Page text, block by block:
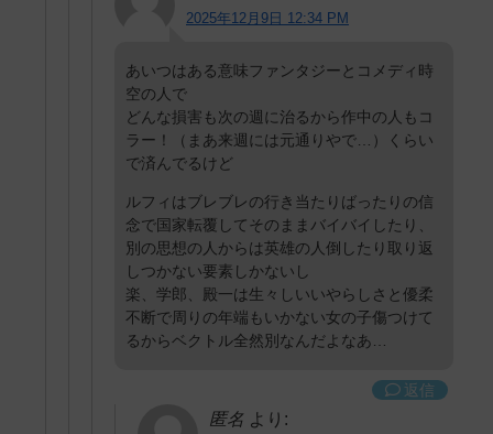
2025年12月9日 12:34 PM
あいつはある意味ファンタジーとコメディ時
空の人で
どんな損害も次の週に治るから作中の人もコ
ラー！（まあ来週には元通りやで…）くらい
で済んでるけど
ルフィはブレブレの行き当たりばったりの信
念で国家転覆してそのままバイバイしたり、
別の思想の人からは英雄の人倒したり取り返
しつかない要素しかないし
楽、学郎、殿一は生々しいいやらしさと優柔
不断で周りの年端もいかない女の子傷つけて
るからベクトル全然別なんだよなあ…
返信
匿名 より: